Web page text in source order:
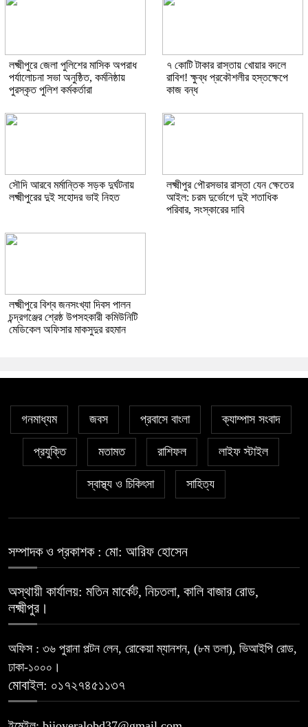
লক্ষ্মীপুরে জেলা পুলিশের মাসিক অপরাধ
পর্যালোচনা সভা অনুষ্ঠিত, কর্মনিষ্ঠায়
পুরস্কৃত পুলিশ কর্মকর্তারা
৭ কোটি টাকার রাস্তায় খোয়ার বদলে
রাবিশ! ক্ষুব্ধ প্রকৌশলীর হস্তক্ষেপে
কাজ বন্ধ
সৌদি আরবে মর্মান্তিক সড়ক দুর্ঘটনায়
লক্ষ্মীপুরের দুই সহোদর ভাই নিহত
লক্ষ্মীপুর পৌরসভার রাস্তা যেন ক্ষেতের
আইল: চরম দুর্ভোগে দুই শতাধিক
পরিবার, সংস্কারের দাবি
লক্ষ্মীপুরে বিশ্ব জনসংখ্যা দিবস পালন
চন্দ্রগঞ্জের শ্রেষ্ঠ উপসহকারী কমিউনিটি
মেডিকেল অফিসার মাকসুদুর রহমান
গনমাধ্যম জবস প্রবাসে বাংলা ক্যাম্পাস সংবাদ
প্রযুক্তি মতামত রাশিফল লাইফ স্টাইল
স্বাস্থ্য ও চিকিৎসা সাহিত্য
সম্পাদক ও প্রকাশক : মো: আরিফ হোসেন
অস্থায়ী কার্যালয়: মতিন মার্কেট, নিচতলা, কালি বাজার রোড,
লক্ষ্মীপুর।
অফিস : ৩৬ পুরানা পল্টন লেন, রোকেয়া ম্যানশন, (৮ম তলা), ভিআইপি রোড,
ঢাকা-১০০০।
মোবাইল: ০১৭২৭৪৫১১৩৭